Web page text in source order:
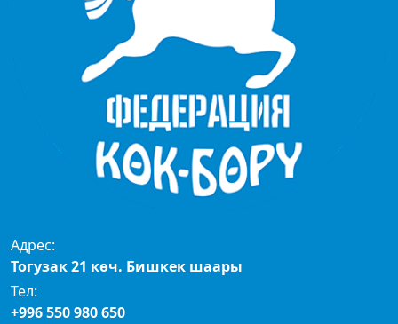
Адрес:
Тогузак 21 көч. Бишкек шаары
Тел:
+996 550 980 650